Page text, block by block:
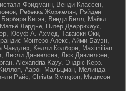
Фридманн, Венди Классен,
Ребекка Жоржелян, Рэйден
Барбара Кигэн, Венди Белл, Майкл
Лардье, Питер Дверрихаус,
Юсуф А. Ахмед, Такаюки Оки,
Монтеро Алекс, Айми Бауэн,
Чандлер, Келли Колборн, Maximilian
Лесли Даниелсен, Люк Даниелсен,
Alexandria Kayy, Эндрю Керр,
Аарон Мальцман, Мелинда
Райс, Christa Rivington, Мэдисон